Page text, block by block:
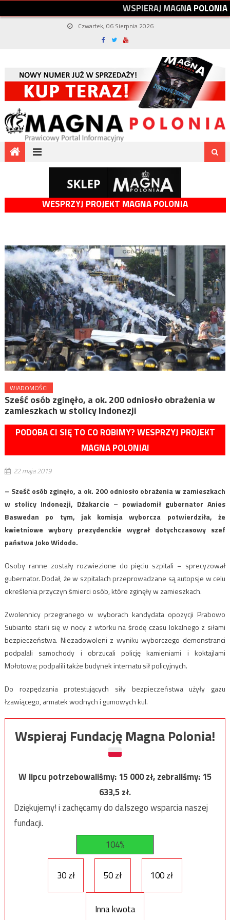
WSPIERAJMAGNAPOLONIA
Czwartek, 06 Sierpnia 2026
WESPRZYJ PROJEKT MAGNA POLONIA
WIADOMOŚCI
Sześć osób zginęło, a ok. 200 odniosło obrażenia w
zamieszkach w stolicy Indonezji
PODOBA CI SIĘ TO CO ROBIMY? WESPRZYJ PROJEKT
MAGNA POLONIA!
22 maja 2019
– Sześć osób zginęło, a ok. 200 odniosło obrażenia w zamieszkach
w stolicy Indonezji, Dżakarcie – powiadomił gubernator Anies
Baswedan po tym, jak komisja wyborcza potwierdziła, że
kwietniowe wybory prezydenckie wygrał dotychczasowy szef
państwa Joko Widodo.
Osoby ranne zostały rozwiezione do pięciu szpitali – sprecyzował
gubernator. Dodał, że w szpitalach przeprowadzane są autopsje w celu
określenia przyczyn śmierci osób, które zginęły w zamieszkach.
Zwolennicy przegranego w wyborach kandydata opozycji Prabowo
Subianto starli się w nocy z wtorku na środę czasu lokalnego z siłami
bezpieczeństwa. Niezadowoleni z wyniku wyborczego demonstranci
podpalali samochody i obrzucali policję kamieniami i koktajlami
Mołotowa; podpalili także budynek internatu sił policyjnych.
Do rozpędzania protestujących siły bezpieczeństwa użyły gazu
łzawiącego, armatek wodnych i gumowych kul.
Wspieraj Fundację Magna Polonia!
W lipcu potrzebowaliśmy:15 000zł, zebraliśmy:15
633,5zł.
Dziękujemy! i zachęcamy do dalszego wsparcia naszej
fundacji.
104%
30 zł 50 zł 100 zł
Inna kwota